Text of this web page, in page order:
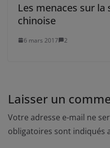
Les menaces sur
chinoise
6 mars 2017 2
Laisser un
Votre adresse e-mail ne
obligatoires sont indiqués